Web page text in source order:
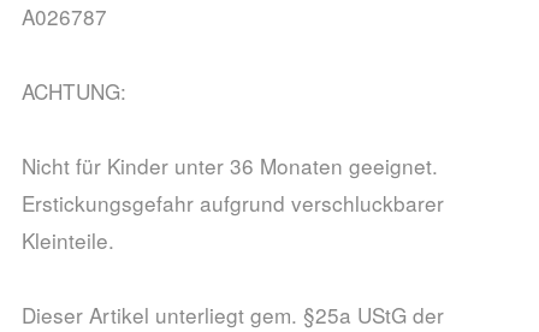
A026787
ACHTUNG:
Nicht für Kinder unter 36 Monaten geeignet.
Erstickungsgefahr aufgrund verschluckbarer
Kleinteile.
Dieser Artikel unterliegt gem. §25a UStG der